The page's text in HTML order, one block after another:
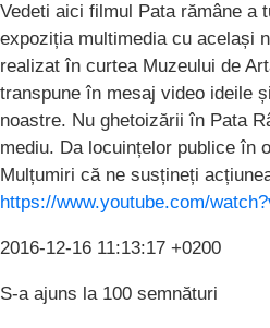
Vedeti aici filmul Pata rămâne a
expoziția multimedia cu același
realizat în curtea Muzeului de
transpune în mesaj video ideile
noastre. Nu ghetoizării în Pata
mediu. Da locuințelor publice în
Mulțumiri că ne susțineți
https://www.youtube.com/
2016-12-16 11:13:17 +0200
S-a ajuns la 100 semnături